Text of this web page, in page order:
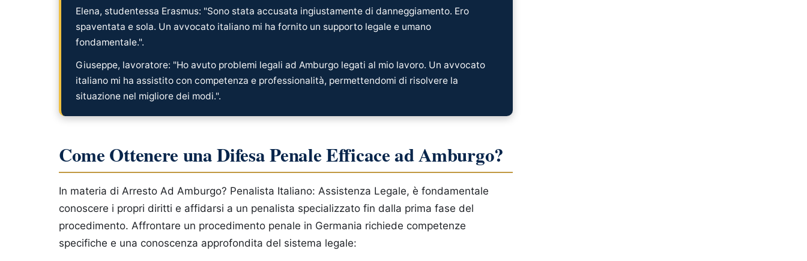
Elena, studentessa Erasmus: "Sono stata accusata ingiustamente di danneggiamento. Ero
spaventata e sola. Un avvocato italiano mi ha fornito un supporto legale e umano
fondamentale.".
Giuseppe, lavoratore: "Ho avuto problemi legali ad Amburgo legati al mio lavoro. Un avvocato
italiano mi ha assistito con competenza e professionalità, permettendomi di risolvere la
situazione nel migliore dei modi.".
Come Ottenere una Difesa Penale Efficace ad Amburgo?
In materia di Arresto Ad Amburgo? Penalista Italiano: Assistenza Legale, è fondamentale
conoscere i propri diritti e affidarsi a un penalista specializzato fin dalla prima fase del
procedimento. Affrontare un procedimento penale in Germania richiede competenze
specifiche e una conoscenza approfondita del sistema legale: